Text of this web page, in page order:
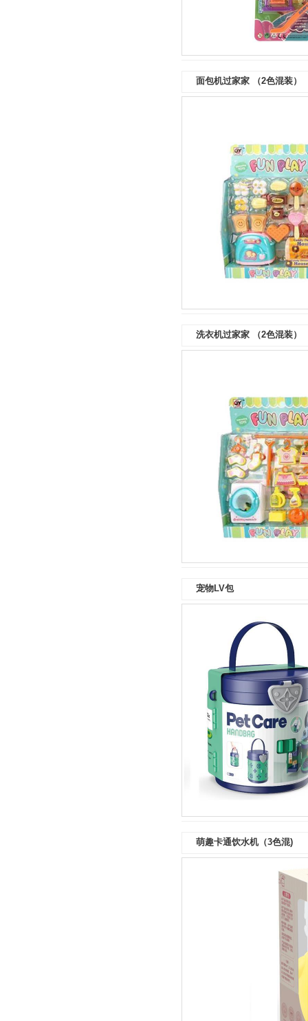
面包机过家家 （2色混装）
洗衣机过家家 （2色混装）
宠物LV包
萌趣卡通饮水机（3色混)